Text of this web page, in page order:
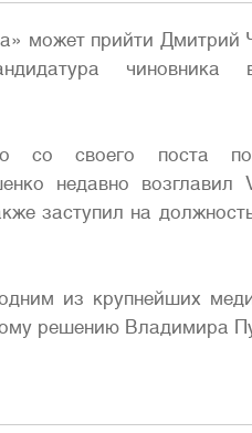
может прийти Дмитрий
чиновника
со своего поста
недавно возглавил
заступил на
из крупнейших
решению Владимира